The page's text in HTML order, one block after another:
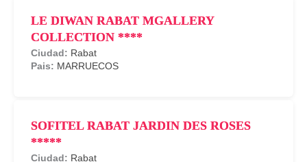
LE DIWAN RABAT MGALLERY
COLLECTION ****
Rabat
MARRUECOS
SOFITEL RABAT JARDIN DES ROSES
*****
Rabat